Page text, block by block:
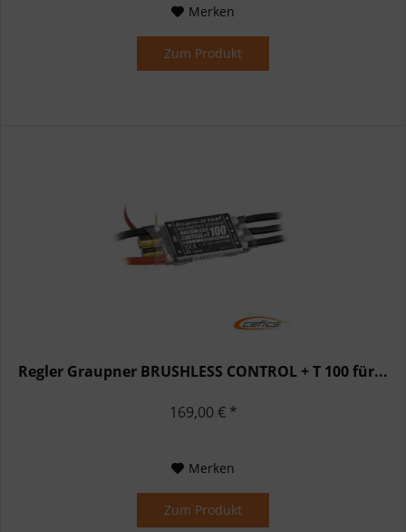
Merken
Zum Produkt
Regler Graupner BRUSHLESS CONTROL + T 100 für...
169,00 € *
Merken
Zum Produkt